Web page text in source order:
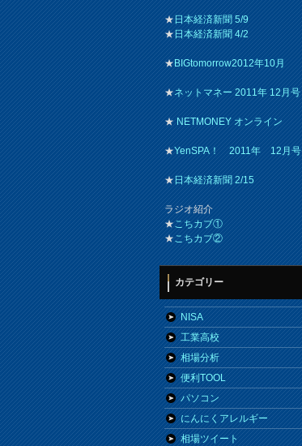
★日本経済新聞 5/9
★日本経済新聞 4/2
★BIGtomorrow2012年10月
★ネットマネー 2011年 12月号
★NETMONEY オンライン
★YenSPA！ 2011年 12月号
★日本経済新聞 2/15
ラジオ紹介
★こちカブ①
★こちカブ②
カテゴリー
NISA
工業高校
相場分析
便利TOOL
パソコン
にんにくアレルギー
相場ツイート